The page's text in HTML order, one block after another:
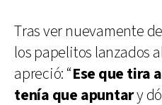
Tras ver nuevamente
los papelitos lanzados
apreció: “Ese que tira
tenía que apuntary